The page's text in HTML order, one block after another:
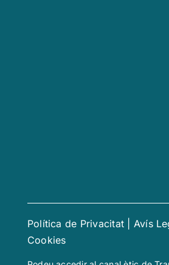
Política de Privacitat Avís
Cookies